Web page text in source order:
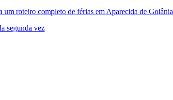
roteiro completo de férias em Aparecida de Goiânia
segunda vez